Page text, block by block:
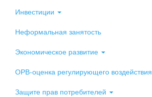
Инвестиции
Неформальная занятость
Экономическое развитие
ОРВ-оценка регулирующего воздействия
Защите прав потребителей